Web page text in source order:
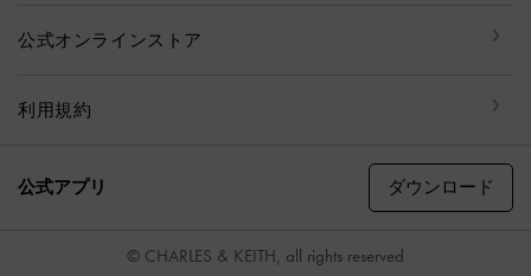
公式オンラインストア
利用規約
公式アプリ ダウンロード
© CHARLES & KEITH, all rights reserved